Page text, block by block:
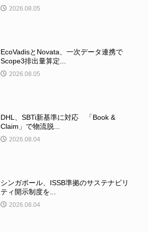
2026.08.05
EcoVadisとNovata、一次データ連携で
Scope3排出量算定...
2026.08.05
DHL、SBTi新基準に対応 「Book &
Claim」で物流脱...
2026.08.04
シンガポール、ISSB準拠のサステナビリ
ティ開示制度を...
2026.08.04